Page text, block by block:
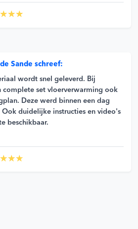
Sande schreef:
wordt snel geleverd. Bij
complete set vloerverwarming ook
Deze werd binnen een dag
Ook duidelijke instructies en video's
beschikbaar.